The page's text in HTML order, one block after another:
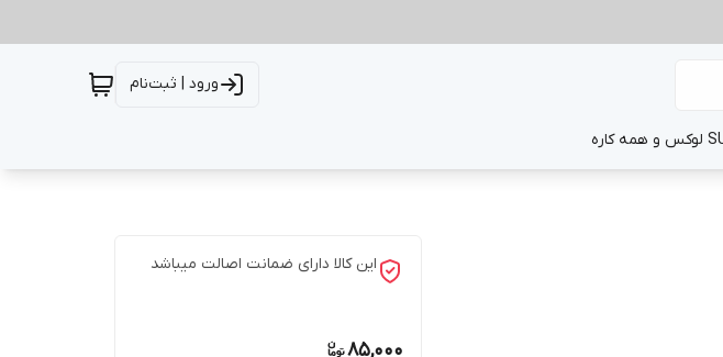
ورود | ثبت‌نام
این کالا دارای ضمانت اصالت میباشد
85,000